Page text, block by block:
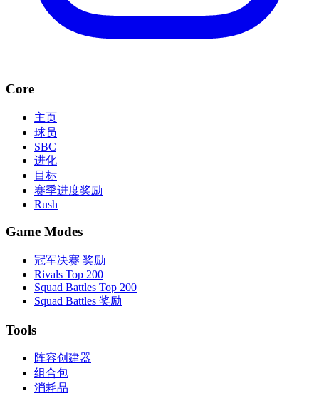
Core
主页
球员
SBC
进化
目标
赛季进度奖励
Rush
Game Modes
冠军决赛 奖励
Rivals Top 200
Squad Battles Top 200
Squad Battles 奖励
Tools
阵容创建器
组合包
消耗品